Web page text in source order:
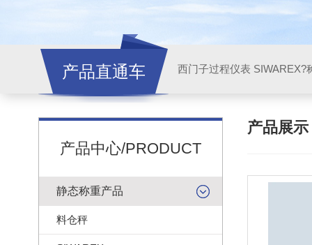
产品直通车 西门子过程仪表 SIWAREX?
产品中心/PRODUCT
静态称重产品
料仓秤
产品展示